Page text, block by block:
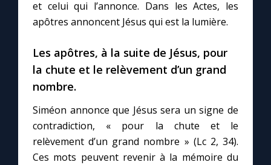
et celui qui l’annonce. Dans les Actes, les
apôtres annoncent Jésus qui est la lumière.
Les apôtres, à la suite de Jésus, pour
la chute et le relèvement d’un grand
nombre.
Siméon annonce que Jésus sera un signe de
contradiction, « pour la chute et le
relèvement d’un grand nombre » (Lc 2, 34).
Ces mots peuvent revenir à la mémoire du